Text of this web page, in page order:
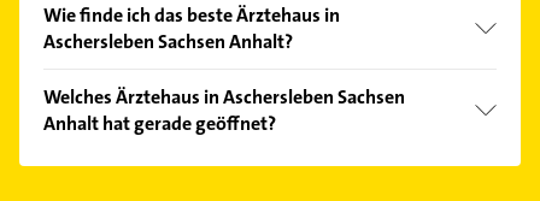
Wie finde ich das beste Ärztehaus in
Aschersleben Sachsen Anhalt?
Vergleichen Sie alle Anbieter anhand echter
Kundenmeinungen und profitieren Sie von den
Empfehlungen. Die Suchergebnisse können Sie sich
einfach nachBewertungensortiert anzeigen lassen.
Welches Ärztehaus in Aschersleben Sachsen
Anhalt hat gerade geöffnet?
Im Anbieter-Bereich finden Sie alleÖffnungszeiten.